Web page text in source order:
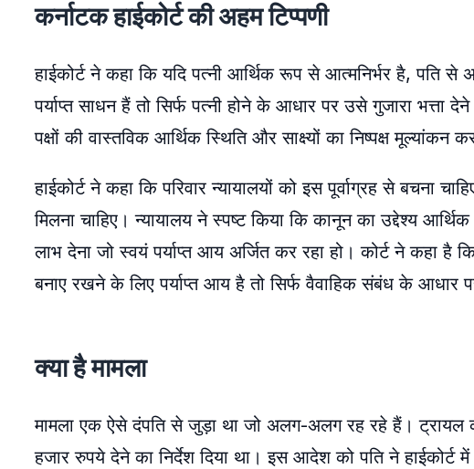
कर्नाटक हाईकोर्ट की अहम टिप्पणी
हाईकोर्ट ने कहा कि यदि पत्नी आर्थिक रूप से आत्मनिर्भर है,
पर्याप्त साधन हैं तो सिर्फ पत्नी होने के आधार पर उसे गुजारा भत्ता
पक्षों की वास्तविक आर्थिक स्थिति और साक्ष्यों का निष्पक्ष मूल्यांकन
हाईकोर्ट ने कहा कि परिवार न्यायालयों को इस पूर्वाग्रह से बचना
मिलना चाहिए। न्यायालय ने स्पष्ट किया कि कानून का उद्देश्य
लाभ देना जो स्वयं पर्याप्त आय अर्जित कर रहा हो। कोर्ट ने कहा
बनाए रखने के लिए पर्याप्त आय है तो सिर्फ वैवाहिक संबंध के आधार
क्या है मामला
मामला एक ऐसे दंपति से जुड़ा था जो अलग-अलग रह रहे हैं। ट्रायल
हजार रुपये देने का निर्देश दिया था। इस आदेश को पति ने हाईकोर्ट